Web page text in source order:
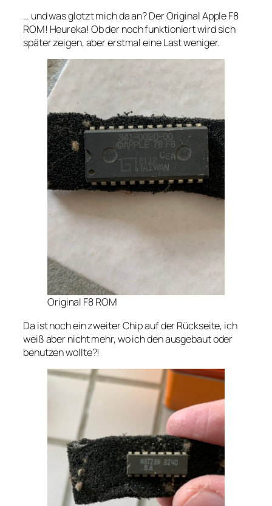
… und was glotzt mich da an? Der Original Apple F8
ROM! Heureka! Ob der noch funktioniert wird sich
später zeigen, aber erstmal eine Last weniger.
Original F8 ROM
Da ist noch ein zweiter Chip auf der Rückseite, ich
weiß aber nicht mehr, wo ich den ausgebaut oder
benutzen wollte?!